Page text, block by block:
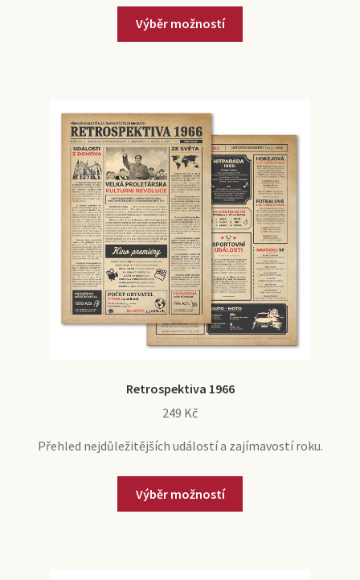
Výběr možností
Retrospektiva 1966
249 Kč
Přehled nejdůležitějších událostí a zajímavostí roku.
Výběr možností